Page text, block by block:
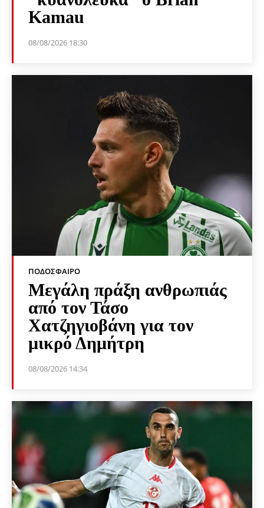
Kamau
08/08/2026 18:30
ΠΟΔΌΣΦΑΙΡΟ
Μεγάλη πράξη ανθρωπιάς
από τον Τάσο
Χατζηγιοβάνη για τον
μικρό Δημήτρη
08/08/2026 14:34